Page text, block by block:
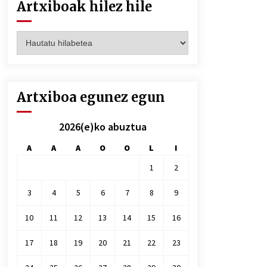
Artxiboak hilez hile
hilez
Artxiboa egunez egun
2026(e)ko abuztua
A A A O O L
I
1
2
3 4 5 6 7 8 9
10 11 12 13 14 15 16
17 18 19 20 21 22 23